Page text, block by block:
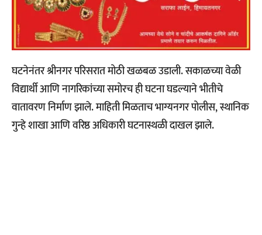
घटनेनंतर श्रीनगर परिसरात मोठी खळबळ उडाली. सकाळच्या वेळी
विद्यार्थी आणि नागरिकांच्या समोरच ही घटना घडल्याने भीतीचे
वातावरण निर्माण झाले. माहिती मिळताच भाग्यनगर पोलीस, स्थानिक
गुन्हे शाखा आणि वरिष्ठ अधिकारी घटनास्थळी दाखल झाले.